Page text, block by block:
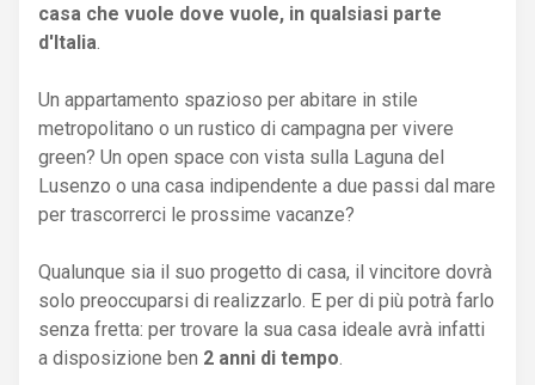
casa che vuole dove vuole, in qualsiasi parte
d'Italia
Un appartamento spazioso per abitare in stile
metropolitano o un rustico di campagna per vivere
green? Un open space con vista sulla Laguna del
Lusenzo o una casa indipendente a due passi dal mare
per trascorrerci le prossime vacanze?
Qualunque sia il suo progetto di casa, il vincitore dovrà
solo preoccuparsi di realizzarlo. E per di più potrà farlo
senza fretta: per trovare la sua casa ideale avrà infatti
a disposizione ben 2 anni di tempo